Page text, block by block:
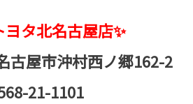
ヨタ北名古屋店✨
屋市沖村西ノ郷162-2
21-1101